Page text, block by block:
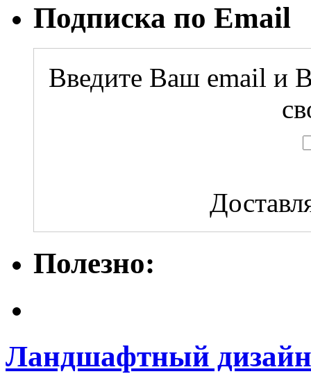
Подписка по Email
Введите Ваш email и
Полезно:
Ландшафтный дизайн